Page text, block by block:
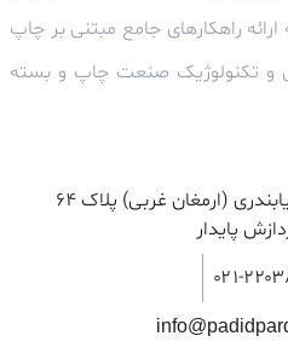
راهکارهای جامع مبتنی بر چاپ
و تکنولوژیک صنعت چاپ و بسته
تهران, خیابان ولیعصر, کوچه دریابندری (ارمغان غربی) پلاک 64